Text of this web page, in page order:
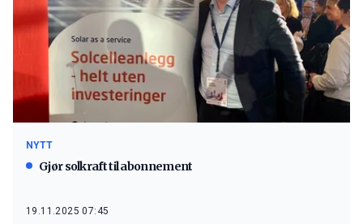
NYTT
Gjør solkraft til abonnement
19.11.2025 07:45